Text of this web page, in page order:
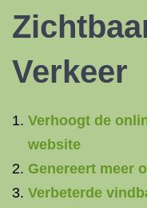
Verkeer
Verhoogt de
website
Genereert meer
Verbeterde